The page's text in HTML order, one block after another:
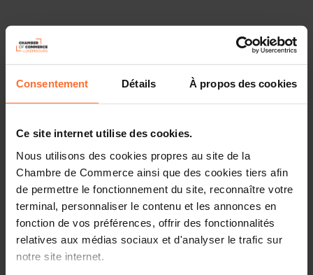
Consentement Détails À propos des cookies
Ce site internet utilise des cookies.
Nous utilisons des cookies propres au site de la
Chambre de Commerce ainsi que des cookies tiers afin
de permettre le fonctionnement du site, reconnaître votre
terminal, personnaliser le contenu et les annonces en
fonction de vos préférences, offrir des fonctionnalités
relatives aux médias sociaux et d'analyser le trafic sur
notre site internet.
Think Global, Sell Digital : l'e-commerce comme levier
d'expansion